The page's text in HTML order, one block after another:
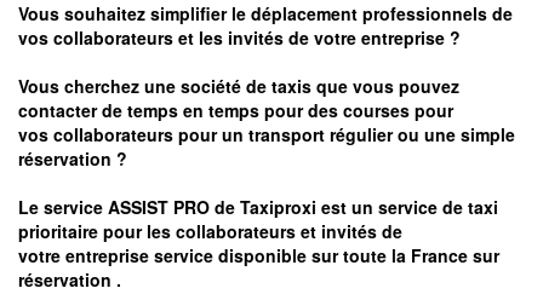
Vous souhaitez simplifier le déplacement professionnels de
vos collaborateurs et les invités de votre entreprise ?
Vous cherchez une société de taxis que vous pouvez
contacter de temps en temps pour des courses pour
vos collaborateurs pour un transport régulierou une simple
réservation ?
Le service ASSIST PRO de Taxiproxi est un service de taxi
prioritaire pour les collaborateurs et invités de
votre entreprise service disponible sur toute la France sur
réservation .